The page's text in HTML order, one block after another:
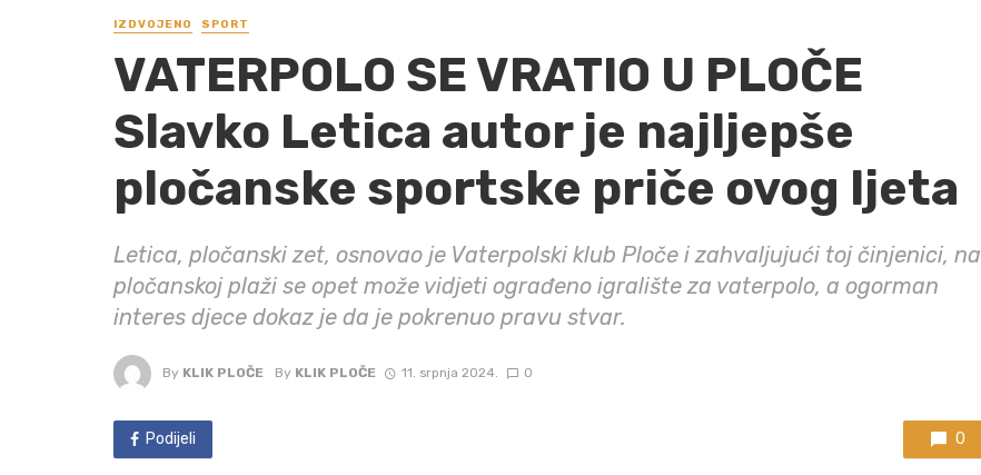
IZDVOJENO SPORT
VATERPOLO SE VRATIO U PLOČE
Slavko Letica autor je najljepše
pločanske sportske priče ovog ljeta
Letica, pločanski zet, osnovao je Vaterpolski klub Ploče i zahvaljujući toj činjenici, na
pločanskoj plaži se opet može vidjeti ograđeno igralište za vaterpolo, a ogorman
interes djece dokaz je da je pokrenuo pravu stvar.
By KLIK PLOČE By KLIK PLOČE 11. srpnja 2024. 0
Podijeli 0